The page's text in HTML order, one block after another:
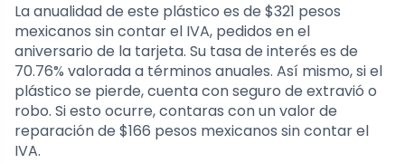
La anualidad de este plástico es de $321 pesos
mexicanos sin contar el IVA, pedidos en el
aniversario de la tarjeta. Su tasa de interés es de
70.76% valorada a términos anuales. Así mismo, si el
plástico se pierde, cuenta con seguro de extravió o
robo. Si esto ocurre, contaras con un valor de
reparación de $166 pesos mexicanos sin contar el
IVA.